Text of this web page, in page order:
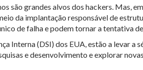
são grandes alvos dos hackers. Mas,
da implantação responsável de
de falha e podem tornar a tentativa
Interna (DSI) dos EUA, estão a levar a
e desenvolvimento e explorar